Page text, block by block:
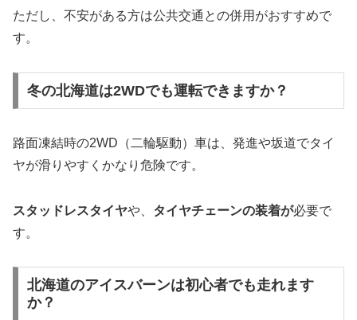
ただし、不安がある方は公共交通との併用がおすすめで
す。
冬の北海道は2WDでも運転できますか？
路面凍結時の2WD（二輪駆動）車は、発進や坂道でタイ
ヤが滑りやすくかなり危険です。
スタッドレスタイヤや、 タイヤチェーンの装着が必要で
す。
北海道のアイスバーンは初心者でも走れます
か？